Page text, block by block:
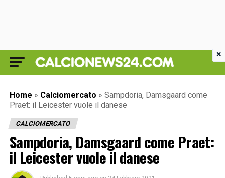
Home » Calciomercato » Sampdoria, Damsgaard come
Praet: il Leicester vuole il danese
CALCIOMERCATO
Sampdoria, Damsgaard come Praet:
il Leicester vuole il danese
×